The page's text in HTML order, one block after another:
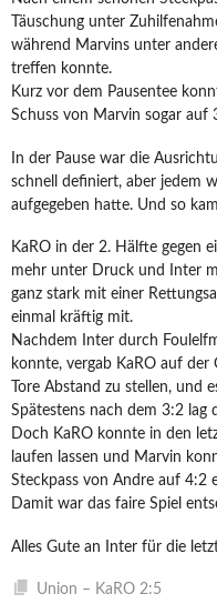
Täuschung unter
während Marvins unter
treffen konnte.
Kurz vor dem Pausentee
Schuss von Marvin sogar auf
In der Pause war die
schnell definiert, aber jedem
aufgegeben hatte. Und so
KaRO in der 2. Hälfte gegen
mehr unter Druck und Inter
ganz stark mit einer
einmal kräftig mit.
Nachdem Inter durch
konnte, vergab KaRO auf der
Tore Abstand zu stellen, und
Spätestens nach dem 3:2 lag
Doch KaRO konnte in den
laufen lassen und Marvin
Steckpass von Andre auf 4:2
Damit war das faire Spiel
Alles Gute an Inter für die
Union – KaRO 2:5